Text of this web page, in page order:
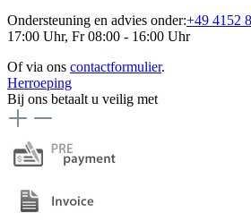
Ondersteuning en advies onder:+49 4152
17:00 Uhr, Fr 08:00 - 16:00 Uhr
Of via ons contactformulier.
Herroeping
Bij ons betaalt u veilig met